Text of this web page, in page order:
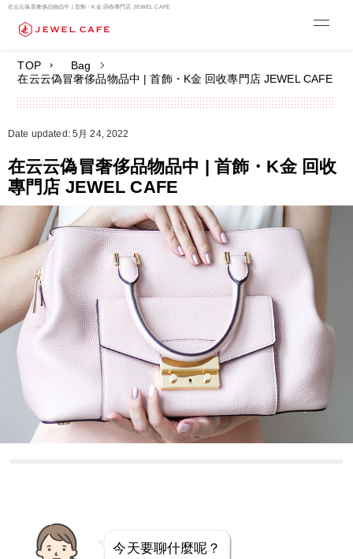
在云云偽冒奢侈品物品中 | 首飾・K金 回收專門店 JEWEL CAFE
TOP
Bag
在云云偽冒奢侈品物品中 | 首飾・K金 回收專門店 JEWEL CAFE
Date updated: 5月 24, 2022
在云云偽冒奢侈品物品中 | 首飾・K金 回收
專門店 JEWEL CAFE
今天要聊什麼呢？